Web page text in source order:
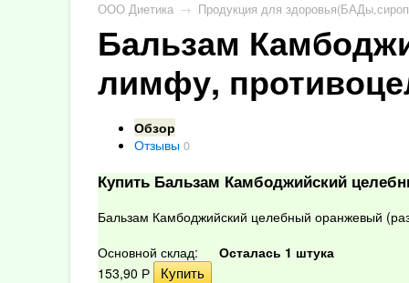
ООО Диетика → Продукция для
Бальзам
лимфу,
Обзор
Отзывы 0
Купить Бальзам Камбоджийский
Бальзам Камбоджийский целебный оранжевый
Основной склад:
Осталась 1 штука
153,90 Р